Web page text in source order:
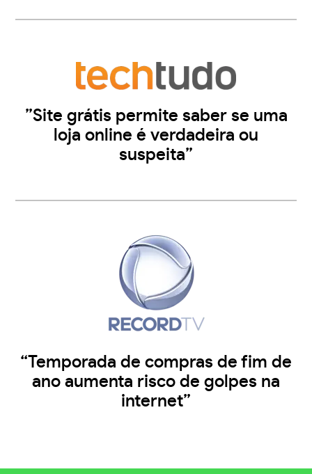
”Site grátis permite saber se uma
loja online é verdadeira ou
suspeita”
“Temporada de compras de fim de
ano aumenta risco de golpes na
internet”